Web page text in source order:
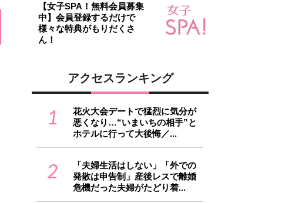
【女子SPA！無料会員募集
中】会員登録するだけで
様々な特典がもりだくさ
ん！
アクセスランキング
1
花火大会デートで猛烈に気分が
悪くなり…“いまいちの相手”と
ホテルに行って大後悔／...
2
「夫婦生活はしない」「外での
発散は申告制」産後レスで離婚
危機だった夫婦がたどり着...